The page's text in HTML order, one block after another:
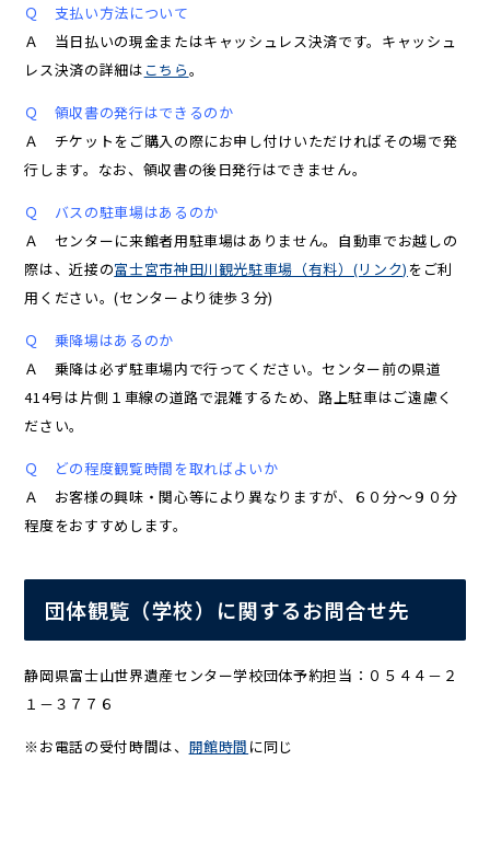
Ｑ 支払い方法について
Ａ 当日払いの現金またはキャッシュレス決済です。キャッシュ
レス決済の詳細は こちら。
Ｑ 領収書の発行はできるのか
Ａ チケットをご購入の際にお申し付けいただければその場で発
行します。なお、領収書の後日発行はできません。
Ｑ バスの駐車場はあるのか
Ａ センターに来館者用駐車場はありません。自動車でお越しの
際は、近接の富士宮市神田川観光駐車場（有料）(リンク)をご利
用ください。(センターより徒歩３分)
Ｑ 乗降場はあるのか
Ａ 乗降は必ず駐車場内で行ってください。センター前の県道
414号は片側１車線の道路で混雑するため、路上駐車はご遠慮く
ださい。
Ｑ どの程度観覧時間を取ればよいか
Ａ お客様の興味・関心等により異なりますが、６０分～９０分
程度をおすすめします。
団体観覧（学校）に関するお問合せ先
静岡県富士山世界遺産センター学校団体予約担当：０５４４－２
１－３７７６
※お電話の受付時間は、 開館時間 に同じ